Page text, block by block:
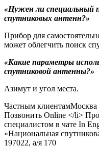
«Нужен ли специальный
спутниковых антенн?»
Прибор для
может облегчить поиск
«Какие параметры
спутниковой антенны?»
Азимут и угол места.
Частным
Позвонить Online </li>
специалистом в чате In
«Национальная
197022, а/я 170